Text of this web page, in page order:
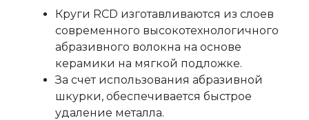
Круги RCD изготавливаются из слоев
современного высокотехнологичного
абразивного волокна на основе
керамики на мягкой подложке.
За счет использования абразивной
шкурки, обеспечивается быстрое
удаление металла.